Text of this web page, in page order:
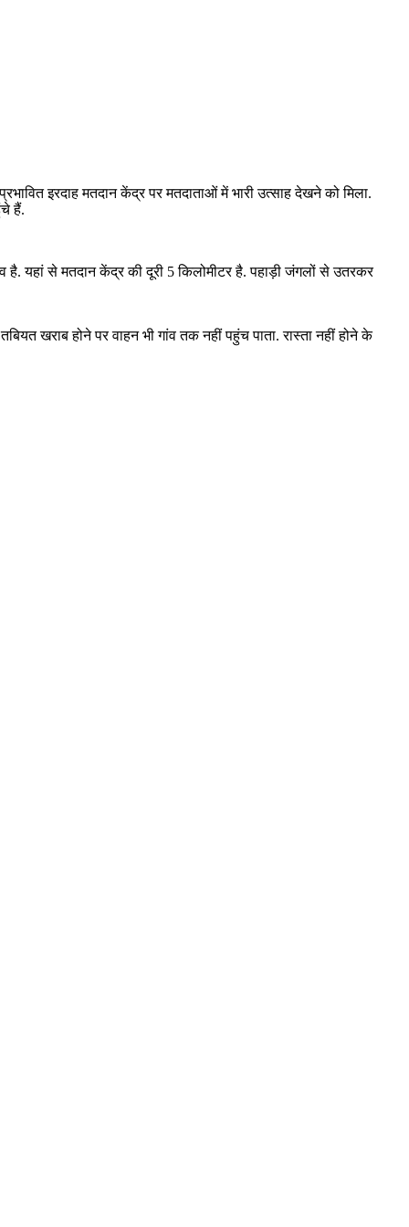
इरदाह मतदान केंद्र पर मतदाताओं में भारी उत्साह देखने को मिला.
हैं.
है. यहां से मतदान केंद्र की दूरी 5 किलोमीटर है. पहाड़ी जंगलों से उतरकर
खराब होने पर वाहन भी गांव तक नहीं पहुंच पाता. रास्ता नहीं होने के